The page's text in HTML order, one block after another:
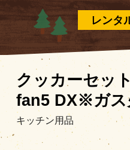
泊まる
楽しむ
ご予約の前に
レンタ
クッカーセッ
fan5 DX※ガス
キッチン用品